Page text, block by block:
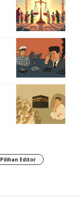
Pilihan Editor